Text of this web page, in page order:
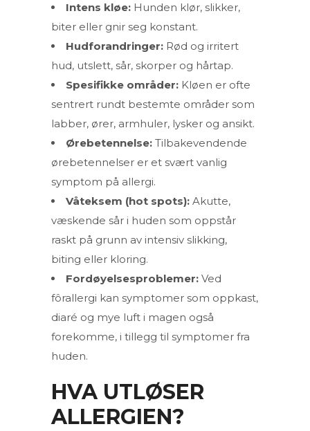
Intens kløe: Hunden klør, slikker,
biter eller gnir seg konstant.
Hudforandringer: Rød og irritert
hud, utslett, sår, skorper og hårtap.
Spesifikke områder: Kløen er ofte
sentrert rundt bestemte områder som
labber, ører, armhuler, lysker og ansikt.
Ørebetennelse: Tilbakevendende
ørebetennelser er et svært vanlig
symptom på allergi.
Våteksem (hot spots): Akutte,
væskende sår i huden som oppstår
raskt på grunn av intensiv slikking,
biting eller kloring.
Fordøyelsesproblemer: Ved
fôrallergi kan symptomer som oppkast,
diaré og mye luft i magen også
forekomme, i tillegg til symptomer fra
huden.
HVA UTLØSER
ALLERGIEN?